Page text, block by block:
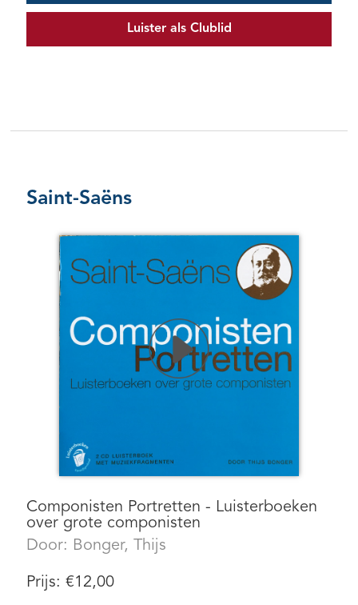
Luister als Clublid
Saint-Saëns
Componisten Portretten - Luisterboeken
over grote componisten
Door: Bonger, Thijs
Prijs: €12,00